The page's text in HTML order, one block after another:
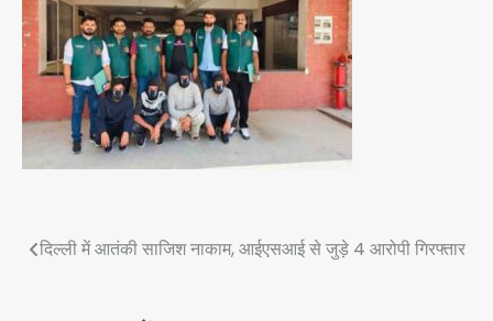
Post
दिल्ली में आतंकी साजिश नाकाम, आईएसआई से जुड़े 4 आरोपी गिरफ्तार
4
पुरा महादेव से बेटियों के स्वास्थ्य और सुरक्षा का
संदेश
Team JHJ
अब पहला स्थान हासिल करना लक्ष्य: डीएम